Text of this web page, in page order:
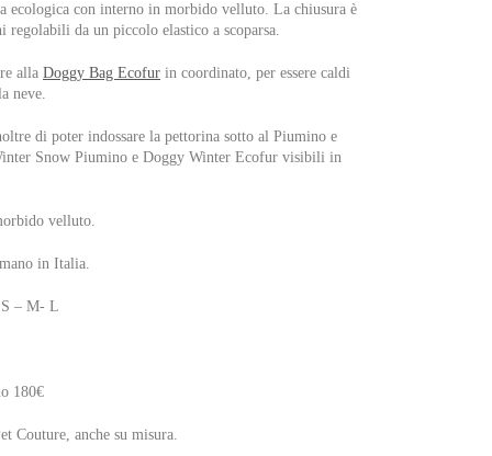
ecologica con interno in morbido velluto. La chiusura è
regolabili da un piccolo elastico a scoparsa.
alla Doggy Bag Ecofurin coordinato, per essere caldi
neve.
di poter indossare la pettorina sotto al Piumino e
Snow Piumino e Doggy Winter Ecofur visibili in
velluto.
in Italia.
– M- L
180€
Couture, anche su misura.